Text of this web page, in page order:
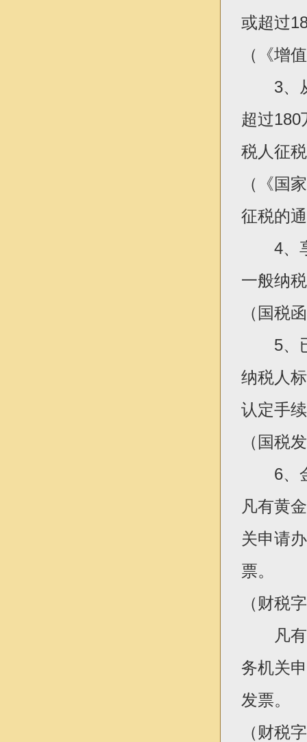
或超过
（《增
3、从
超过180
税人征
（《国
征税的
4、享
一般纳
（国税
5、已
纳税人
认定手
（国税
6、金
凡有黄
关申请
票。
（财税
凡有白
务机关
发票。
（财税